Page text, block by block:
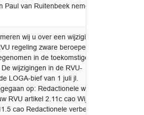
van Ruitenbeek nemen je
wij u over een wijziging van
regeling zware beroepen en de
in de toekomstige
wijzigingen in de RVU-
LOGA-bief van 1 juli jl.
op: Redactionele wijziging
RVU artikel 2.11c cao Wijziging
cao Redactionele verbetering